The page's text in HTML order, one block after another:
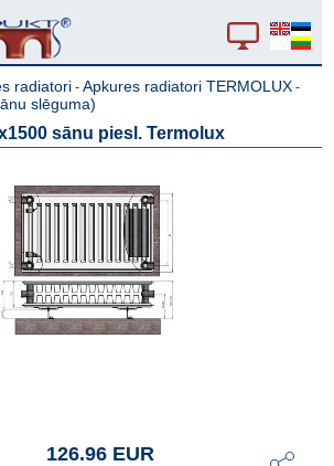
radiatori -Apkures radiatori TERMOLUX -
slēguma)
sānu piesl. Termolux
126.96 EUR